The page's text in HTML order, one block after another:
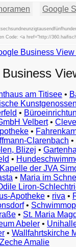
Google
<a href="http://
Business
am Titisee •
•
Velbert•
•
Clarenbach •
Blizej •
•
Kapelle der JVA
• Maria im
Liron-
Apotheke • riva •
•
• St. Maria
Abeler •
• Wallfahrtskirche
Zeche Amalie